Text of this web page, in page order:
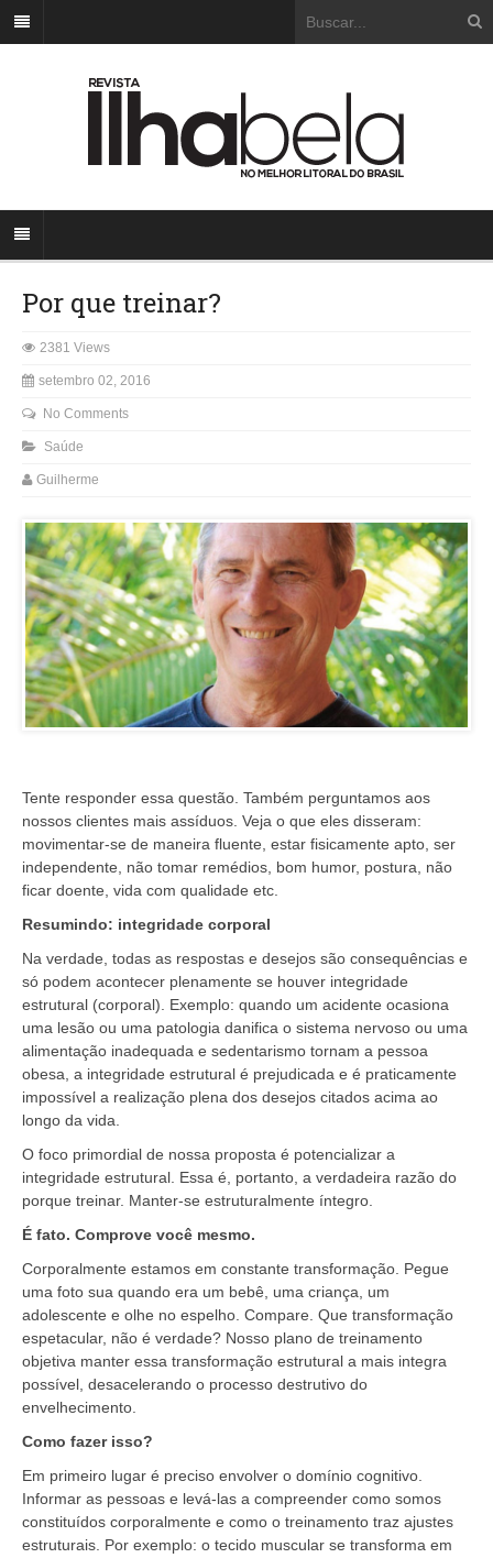
Por que treinar?
2381 Views
setembro 02, 2016
No Comments
Saúde
Guilherme
Tente responder essa questão. Também perguntamos aos
nossos clientes mais assíduos. Veja o que eles disseram:
movimentar-se de maneira fluente, estar fisicamente apto, ser
independente, não tomar remédios, bom humor, postura, não
ficar doente, vida com qualidade etc.
Resumindo: integridade corporal
Na verdade, todas as respostas e desejos são consequências e
só podem acontecer plenamente se houver integridade
estrutural (corporal). Exemplo: quando um acidente ocasiona
uma lesão ou uma patologia danifica o sistema nervoso ou uma
alimentação inadequada e sedentarismo tornam a pessoa
obesa, a integridade estrutural é prejudicada e é praticamente
impossível a realização plena dos desejos citados acima ao
longo da vida.
O foco primordial de nossa proposta é potencializar a
integridade estrutural. Essa é, portanto, a verdadeira razão do
porque treinar. Manter-se estruturalmente íntegro.
É fato. Comprove você mesmo.
Corporalmente estamos em constante transformação. Pegue
uma foto sua quando era um bebê, uma criança, um
adolescente e olhe no espelho. Compare. Que transformação
espetacular, não é verdade? Nosso plano de treinamento
objetiva manter essa transformação estrutural a mais integra
possível, desacelerando o processo destrutivo do
envelhecimento.
Como fazer isso?
Em primeiro lugar é preciso envolver o domínio cognitivo.
Informar as pessoas e levá-las a compreender como somos
constituídos corporalmente e como o treinamento traz ajustes
estruturais. Por exemplo: o tecido muscular se transforma em